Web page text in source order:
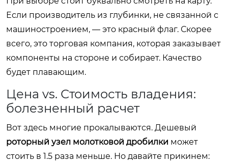
Если производитель из глубинки, не связанной с
машиностроением, — это красный флаг. Скорее
всего, это торговая компания, которая заказывает
компоненты на стороне и собирает. Качество
будет плавающим.
Цена vs. Стоимость владения:
болезненный расчет
Вот здесь многие прокалываются. Дешевый
роторный узел молотковой дробилки может
стоить в 1.5 раза меньше. Но давайте прикинем: